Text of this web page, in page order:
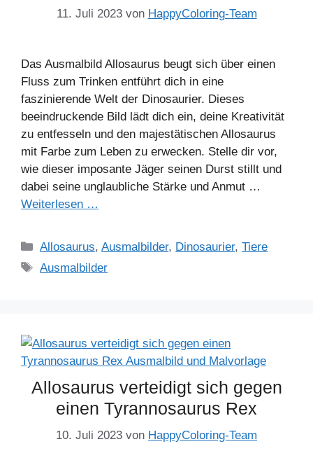
11. Juli 2023 von HappyColoring-Team
Das Ausmalbild Allosaurus beugt sich über einen
Fluss zum Trinken entführt dich in eine
faszinierende Welt der Dinosaurier. Dieses
beeindruckende Bild lädt dich ein, deine Kreativität
zu entfesseln und den majestätischen Allosaurus
mit Farbe zum Leben zu erwecken. Stelle dir vor,
wie dieser imposante Jäger seinen Durst stillt und
dabei seine unglaubliche Stärke und Anmut …
Weiterlesen …
Kategorien
Allosaurus,Ausmalbilder, Dinosaurier,Tiere
Schlagwörter
Ausmalbilder
Allosaurus verteidigt sich gegen
einen Tyrannosaurus Rex
10. Juli 2023 von HappyColoring-Team